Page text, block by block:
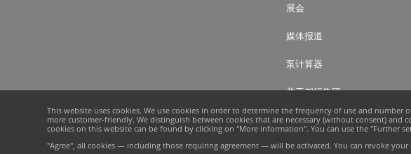
展会
媒体报道
泵计算器
关于都福集团
This website uses cookies. We use cookies in order to determine the frequency of use and
more customer-friendly. We distinguish between cookies that are necessary (without consent)
cookies on this website can be found by clicking on "More information". You can use the "Further
"Agree", all cookies — including those requiring agreement — will be activated. You can revoke